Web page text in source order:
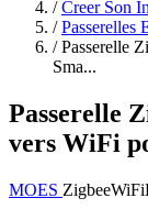
/ Creer Son
/ Passerelles
/ Passerelle
Sma...
Passerelle
vers WiFi
MOES ZigbeeWiFi